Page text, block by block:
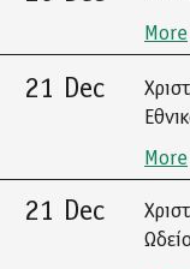
More
21 Dec
More
21 Dec